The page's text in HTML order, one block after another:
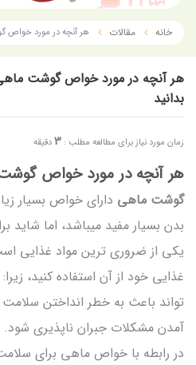
خانه مقالات هر آنچه در مورد خواص
هر آنچه در مورد خواص گوشت
بدانید
زمان مورد نیاز برای مطالعه مطلب : 3دقیقه
هر آنچه در مورد خواص گوشت
گوشت ماهی دارای خواص بسیار
بدن بسیار مفید میباشد، اما شاید
یکی از ضروری ترین مواد غذایی
غذایی خود از آن استفاده کنید،
تواند باعث به خطر انداختن
آمدن مشکلات جبران ناپذیری شود.
در رابطه با خواص ماهی برای